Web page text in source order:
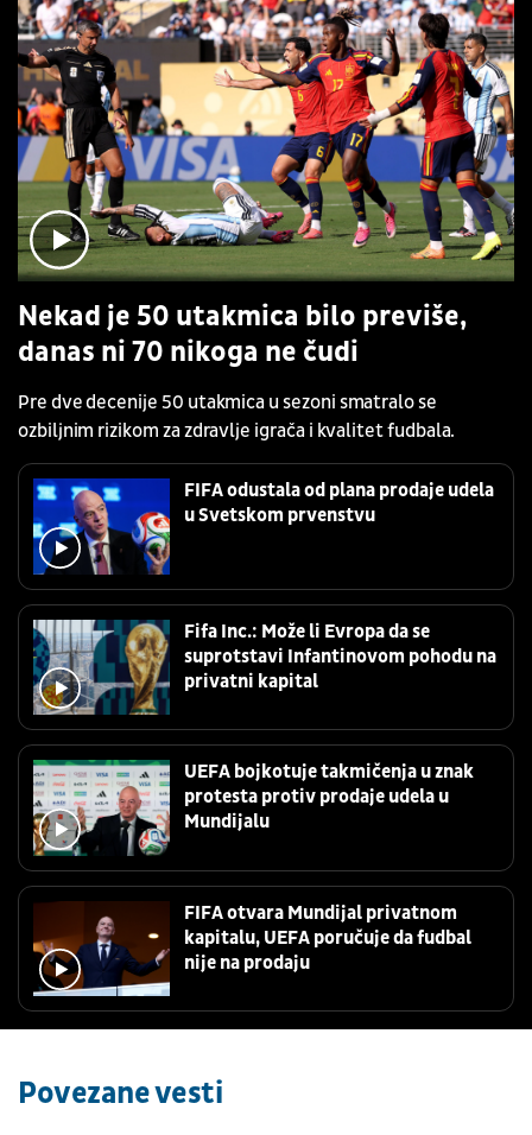
Nekad je 50 utakmica bilo previše,
danas ni 70 nikoga ne čudi
Pre dve decenije 50 utakmica u sezoni smatralo se
ozbiljnim rizikom za zdravlje igrača i kvalitet fudbala.
FIFA odustala od plana prodaje udela
u Svetskom prvenstvu
Fifa Inc.: Može li Evropa da se
suprotstavi Infantinovom pohodu na
privatni kapital
UEFA bojkotuje takmičenja u znak
protesta protiv prodaje udela u
Mundijalu
FIFA otvara Mundijal privatnom
kapitalu, UEFA poručuje da fudbal
nije na prodaju
Povezane vesti